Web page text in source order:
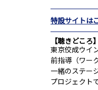
特設サイトは
聴きどころ
東京佼成ウイ
前指導（ワー
一緒のステー
プロジェクト